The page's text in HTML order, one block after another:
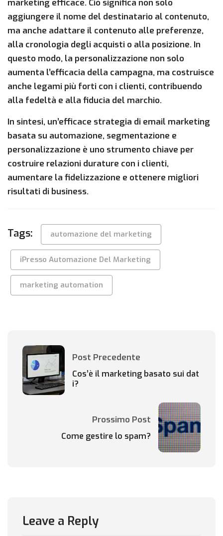
marketing efficace. Ciò significa non solo
aggiungere il nome del destinatario al contenuto,
ma anche adattare il contenuto alle preferenze,
alla cronologia degli acquisti o alla posizione. In
questo modo, la personalizzazione non solo
aumenta l’efficacia della campagna, ma costruisce
anche legami più forti con i clienti, contribuendo
alla fedeltà e alla fiducia del marchio.
In sintesi, un’efficace strategia di email marketing
basata su automazione, segmentazione e
personalizzazione è uno strumento chiave per
costruire relazioni durature con i clienti,
aumentare la fidelizzazione e ottenere migliori
risultati di business.
Tags: automazione del marketing
iPresso Automazione Del Marketing
marketing automation
Post Precedente
Cos’è il marketing basato sui dat
i?
Prossimo Post
Come gestire lo spam?
Leave a Reply